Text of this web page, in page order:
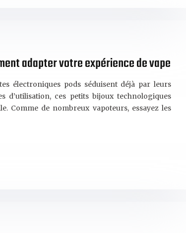
adapter votre expérience de vape
électroniques pods séduisent déjà par leurs
d’utilisation, ces petits bijoux technologiques
Comme de nombreux vapoteurs, essayez les